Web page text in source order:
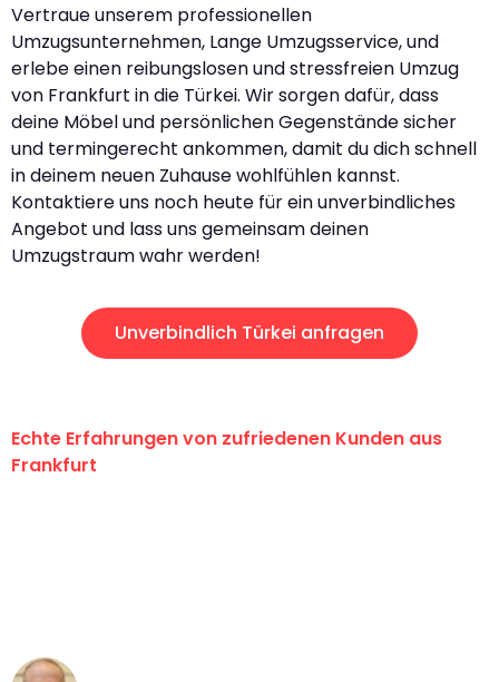
Vertraue unserem professionellen
Umzugsunternehmen, Lange Umzugsservice, und
erlebe einen reibungslosen und stressfreien Umzug
von Frankfurt in die Türkei. Wir sorgen dafür, dass
deine Möbel und persönlichen Gegenstände sicher
und termingerecht ankommen, damit du dich schnell
in deinem neuen Zuhause wohlfühlen kannst.
Kontaktiere uns noch heute für ein unverbindliches
Angebot und lass uns gemeinsam deinen
Umzugstraum wahr werden!
Unverbindlich Türkei anfragen
Echte Erfahrungen von zufriedenen Kunden aus
Frankfurt